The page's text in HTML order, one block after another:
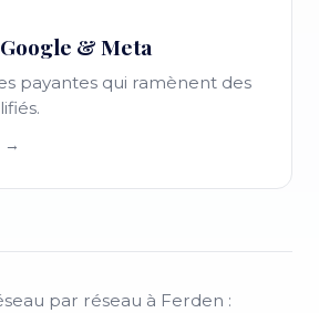
& Meta
payantes qui ramènent des
→
par réseau à Ferden :